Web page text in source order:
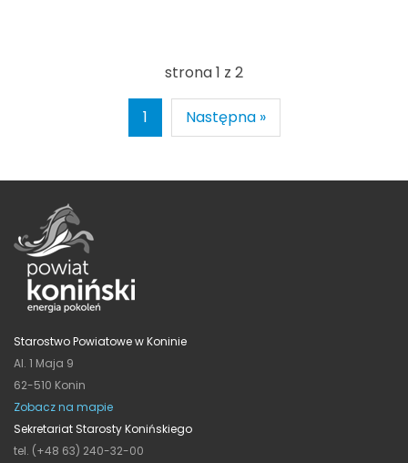
strona 1 z 2
1 Następna »
Starostwo Powiatowe w Koninie
Al. 1 Maja 9
62-510 Konin
Zobacz na mapie
Sekretariat Starosty Konińskiego
tel. (+48 63) 240-32-00